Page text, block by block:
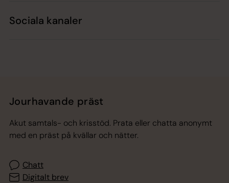
Sociala kanaler
Jourhavande präst
Akut samtals- och krisstöd. Prata eller chatta anonymt
med en präst på kvällar och nätter.
Chatt
Digitalt brev